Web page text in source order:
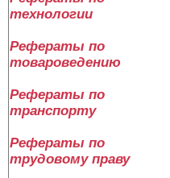
технологии
Рефераты по
товароведению
Рефераты по
транспорту
Рефераты по
трудовому праву